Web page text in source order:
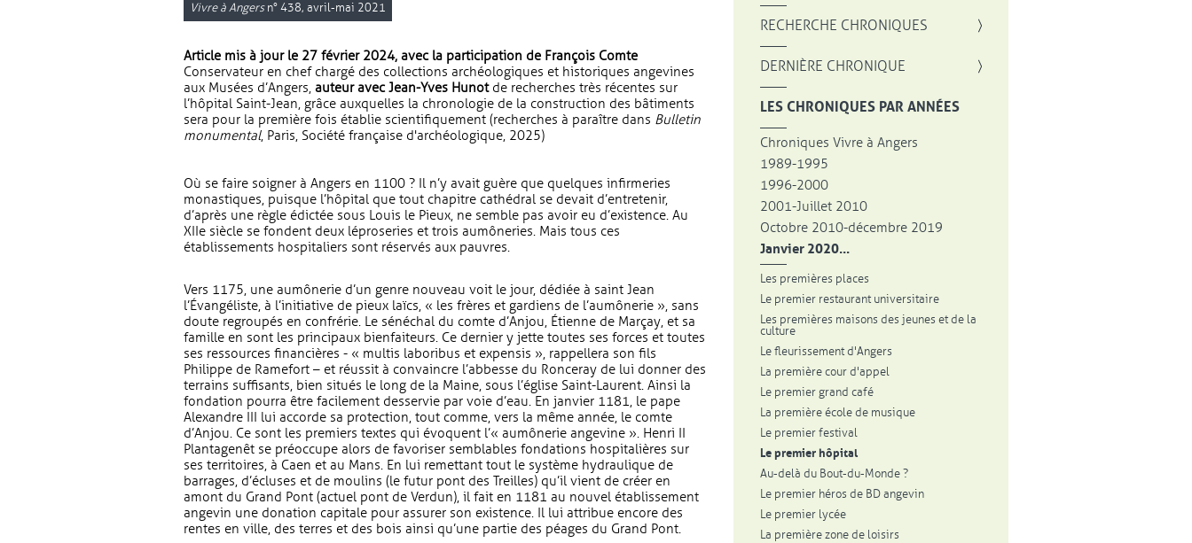
Vivre à Angersn° 438, avril-mai 2021
Article mis à jour le 27 février 2024, avec la participation de François Comte
Conservateur en chef chargé des collections archéologiques et historiques angevines
aux Musées d’Angers, auteur avec Jean-Yves Hunotde recherches très récentes sur
l’hôpital Saint-Jean, grâce auxquelles la chronologie de la construction des bâtiments
sera pour la première fois établie scientifiquement (recherches à paraître dans Bulletin
monumental, Paris, Société française d'archéologique, 2025)
Où se faire soigner à Angers en 1100 ? Il n’y avait guère que quelques infirmeries
monastiques, puisque l’hôpital que tout chapitre cathédral se devait d’entretenir,
d’après une règle édictée sous Louis le Pieux, ne semble pas avoir eu d’existence. Au
XIIe siècle se fondent deux léproseries et trois aumôneries. Mais tous ces
établissements hospitaliers sont réservés aux pauvres.
Vers 1175, une aumônerie d’un genre nouveau voit le jour, dédiée à saint Jean
l’Évangéliste, à l’initiative de pieux laïcs, « les frères et gardiens de l’aumônerie », sans
doute regroupés en confrérie. Le sénéchal du comte d’Anjou, Étienne de Marçay, et sa
famille en sont les principaux bienfaiteurs. Ce dernier y jette toutes ses forces et toutes
ses ressources financières - « multis laboribus et expensis », rappellera son fils
Philippe de Ramefort – et réussit à convaincre l’abbesse du Ronceray de lui donner des
terrains suffisants, bien situés le long de la Maine, sous l’église Saint-Laurent. Ainsi la
fondation pourra être facilement desservie par voie d’eau. En janvier 1181, le pape
Alexandre III lui accorde sa protection, tout comme, vers la même année, le comte
d’Anjou. Ce sont les premiers textes qui évoquent l’« aumônerie angevine ». Henri II
Plantagenêt se préoccupe alors de favoriser semblables fondations hospitalières sur
ses territoires, à Caen et au Mans. En lui remettant tout le système hydraulique de
barrages, d’écluses et de moulins (le futur pont des Treilles) qu’il vient de créer en
amont du Grand Pont (actuel pont de Verdun), il fait en 1181 au nouvel établissement
angevin une donation capitale pour assurer son existence. Il lui attribue encore des
rentes en ville, des terres et des bois ainsi qu’une partie des péages du Grand Pont.
RECHERCHE CHRONIQUES , OUVRE UNE NOUVELLE FENÊTRE
DERNIÈRE CHRONIQUE
LES CHRONIQUES PAR ANNÉES
Chroniques Vivre à Angers
1989-1995
1996-2000
2001-Juillet 2010
Octobre 2010-décembre 2019
Janvier 2020...
Les premières places
Le premier restaurant universitaire
Les premières maisons des jeunes et de la
culture
Le fleurissement d'Angers
La première cour d'appel
Le premier grand café
La première école de musique
Le premier festival
Le premier hôpital
Au-delà du Bout-du-Monde ?
Le premier héros de BD angevin
Le premier lycée
La première zone de loisirs